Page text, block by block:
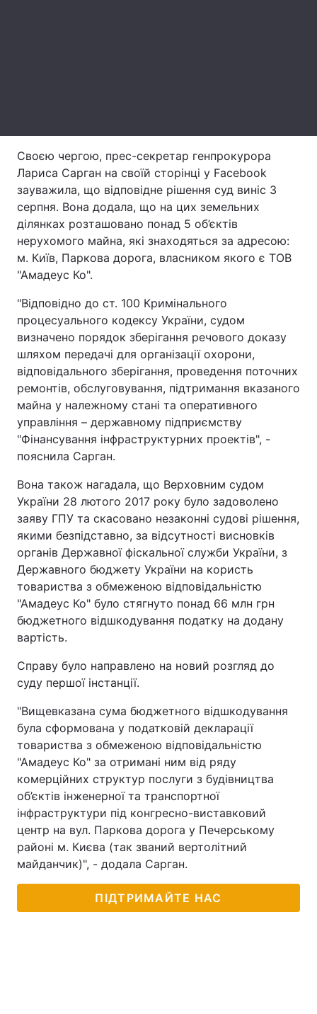
Послуги
Тема оформлення
Своєю чергою, прес-секретар генпрокурора
Лариса Сарган на своїй сторінці у Facebook
зауважила, що відповідне рішення суд виніс 3
серпня. Вона додала, що на цих земельних
ділянках розташовано понад 5 об’єктів
нерухомого майна, які знаходяться за адресою:
м. Київ, Паркова дорога, власником якого є ТОВ
"Амадеус Ко".
"Відповідно до ст. 100 Кримінального
процесуального кодексу України, судом
визначено порядок зберігання речового доказу
шляхом передачі для організації охорони,
відповідального зберігання, проведення поточних
ремонтів, обслуговування, підтримання вказаного
майна у належному стані та оперативного
управління – державному підприємству
"Фінансування інфраструктурних проектів", -
пояснила Сарган.
Вона також нагадала, що Верховним судом
України 28 лютого 2017 року було задоволено
заяву ГПУ та скасовано незаконні судові рішення,
якими безпідставно, за відсутності висновків
органів Державної фіскальної служби України, з
Державного бюджету України на користь
товариства з обмеженою відповідальністю
"Амадеус Ко" було стягнуто понад 66 млн грн
бюджетного відшкодування податку на додану
вартість.
Справу було направлено на новий розгляд до
суду першої інстанції.
"Вищевказана сума бюджетного відшкодування
була сформована у податковій декларації
товариства з обмеженою відповідальністю
"Амадеус Ко" за отримані ним від ряду
комерційних структур послуги з будівництва
об’єктів інженерної та транспортної
інфраструктури під конгресно-виставковий
центр на вул. Паркова дорога у Печерському
районі м. Києва (так званий вертолітний
майданчик)", - додала Сарган.
ПІДТРИМАЙТЕ НАС